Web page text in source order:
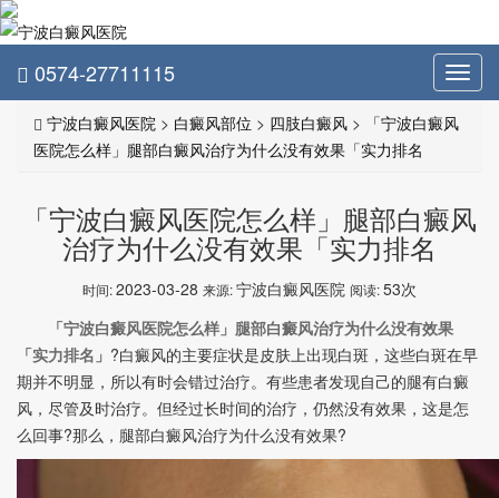
0574-27711115
宁波白癜风医院 > 白癜风部位 > 四肢白癜风 >
「宁波白癜风
医院怎么样」腿部白癜风治疗为什么没有效果「实力排名
「宁波白癜风医院怎么样」腿部白癜风
治疗为什么没有效果「实力排名
时间:2023-03-28 来源:宁波白癜风医院 阅读:53次
「宁波白癜风医院怎么样」腿部白癜风治疗为什么没有效果
「实力排名」 ?白癜风的主要症状是皮肤上出现白斑，这些白斑在早
期并不明显，所以有时会错过治疗。有些患者发现自己的腿有白癜
风，尽管及时治疗。但经过长时间的治疗，仍然没有效果，这是怎
么回事?那么，腿部白癜风治疗为什么没有效果?